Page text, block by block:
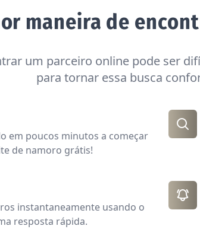
maneira de
um parceiro online pode ser
para tornar essa busca
em poucos minutos a começar
de namoro grátis!
instantaneamente usando o
resposta rápida.